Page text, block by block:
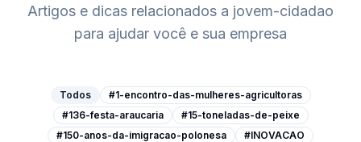
Artigos e dicas relacionados a jovem-cidadao
para ajudar você e sua empresa
Todos
#1-encontro-das-mulheres-agricultoras
#136-festa-araucaria
#15-toneladas-de-peixe
#150-anos-da-imigracao-polonesa
#INOVACAO